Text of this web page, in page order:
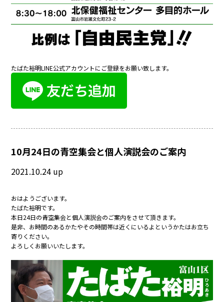
たばた裕明LINE公式アカウントにご登録をお願い致します。
10月24日の青空集会と個人演説会のご案内
2021.10.24 up
おはようございます。
たばた裕明です。
本日24日の青空集会と個人演説会のご案内をさせて頂きます。
是非、お時間のあるかたやその時間帯は近くにいるよというかたはお立ち
寄りください。
よろしくお願いいたします。